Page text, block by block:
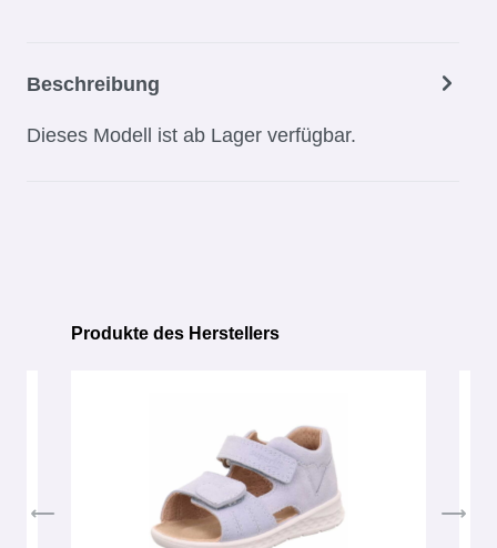
Beschreibung
Dieses Modell ist ab Lager verfügbar.
Produktgalerie überspringen
Produkte des Herstellers